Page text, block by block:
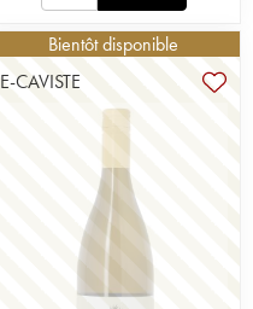
Bientôt disponible
E-CAVISTE